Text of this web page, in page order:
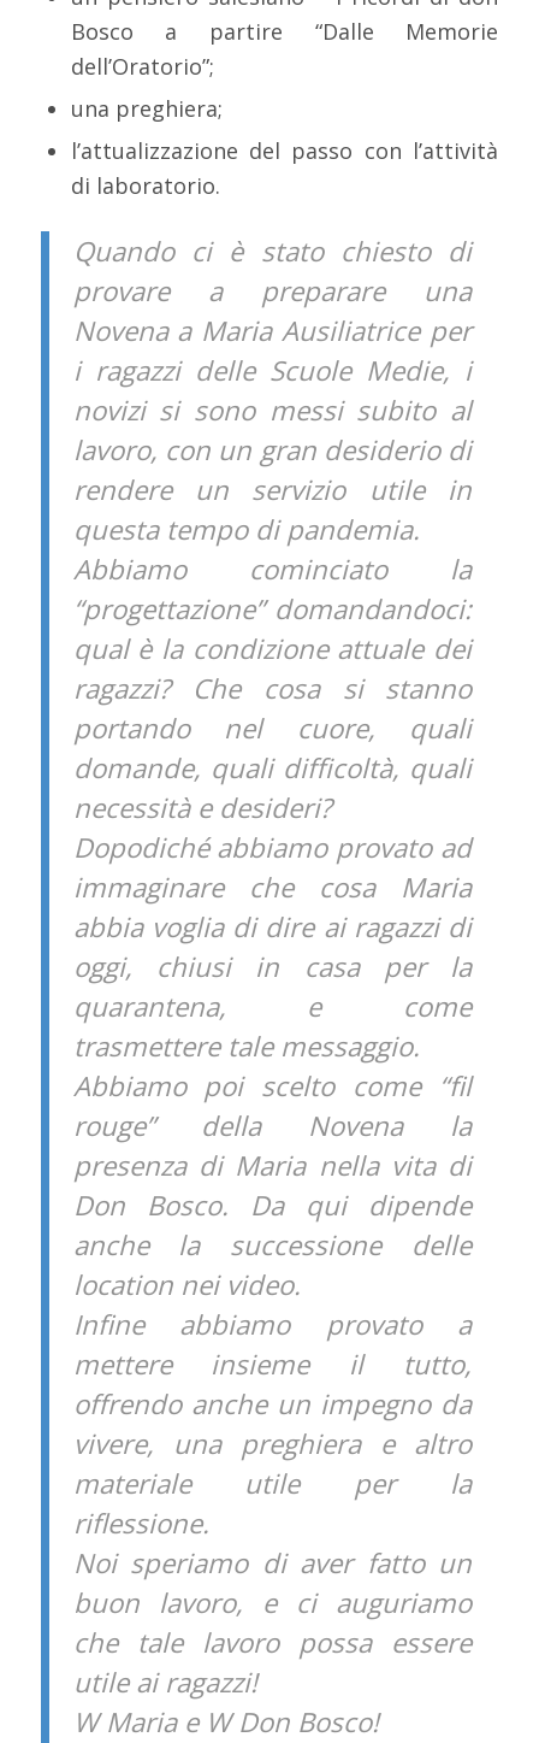
Bosco a partire “Dalle Memorie
dell’Oratorio”;
una preghiera;
l’attualizzazione del passo con l’attività
di laboratorio.
Quando ci è stato chiesto di
provare a preparare una
Novena a Maria Ausiliatrice per
i ragazzi delle Scuole Medie, i
novizi si sono messi subito al
lavoro, con un gran desiderio di
rendere un servizio utile in
questa tempo di pandemia.
Abbiamo cominciato la
“progettazione” domandandoci:
qual è la condizione attuale dei
ragazzi? Che cosa si stanno
portando nel cuore, quali
domande, quali difficoltà, quali
necessità e desideri?
Dopodiché abbiamo provato ad
immaginare che cosa Maria
abbia voglia di dire ai ragazzi di
oggi, chiusi in casa per la
quarantena, e come
trasmettere tale messaggio.
Abbiamo poi scelto come “fil
rouge” della Novena la
presenza di Maria nella vita di
Don Bosco. Da qui dipende
anche la successione delle
location nei video.
Infine abbiamo provato a
mettere insieme il tutto,
offrendo anche un impegno da
vivere, una preghiera e altro
materiale utile per la
riflessione.
Noi speriamo di aver fatto un
buon lavoro, e ci auguriamo
che tale lavoro possa essere
utile ai ragazzi!
W Maria e W Don Bosco!